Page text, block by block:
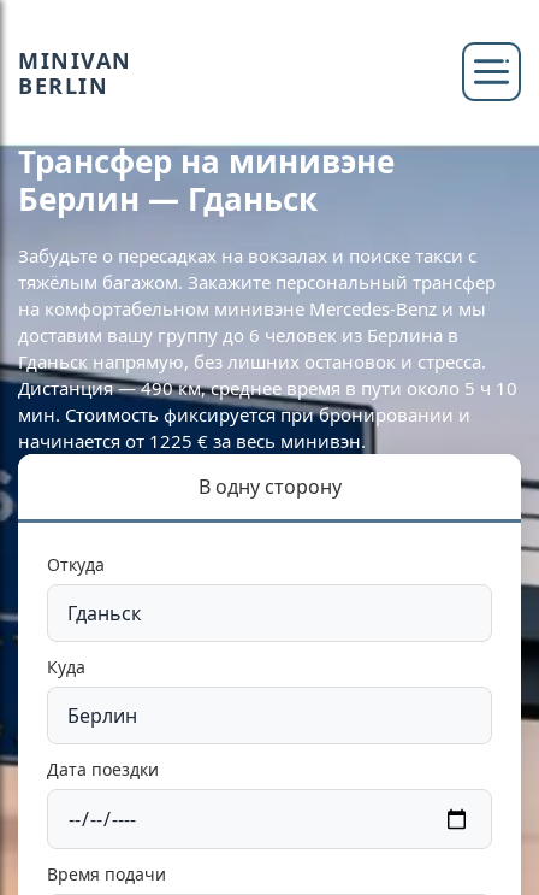
MINIVAN
BERLIN
Трансфер на минивэне
Берлин — Гданьск
Забудьте о пересадках на вокзалах и поиске такси с
тяжёлым багажом. Закажите персональный трансфер
на комфортабельном минивэне Mercedes-Benz и мы
доставим вашу группу до 6 человек из Берлина в
Гданьск напрямую, без лишних остановок и стресса.
Дистанция — 490 км, среднее время в пути около 5 ч 10
мин. Стоимость фиксируется при бронировании и
начинается от 1225 € за весь минивэн.
В одну сторону
Откуда
Куда
Дата поездки
Время подачи